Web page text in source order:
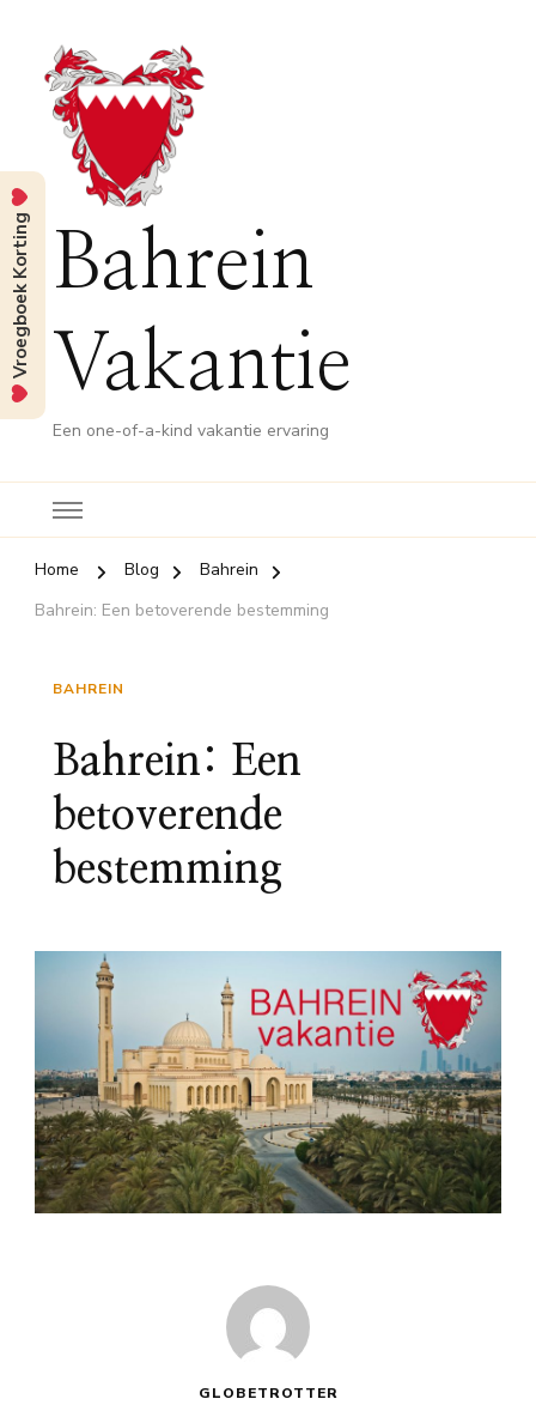
Bahrein
Vakantie
Een one-of-a-kind vakantie ervaring
Home Blog
Bahrein
Bahrein: Een betoverende bestemming
BAHREIN
Bahrein: Een
betoverende
bestemming
GLOBETROTTER
Vroegboek Korting